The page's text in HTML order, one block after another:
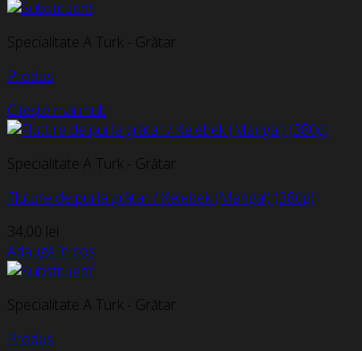
Specialitate A Turk - Grătar
Produs
Citește mai mult
Specialitate A Turk - Grătar
Fluture de pui la grătar / Kelebek (Mangal) (380g)
34,00 lei
Adaugă în coș
Specialitate A Turk - Grătar
Produs